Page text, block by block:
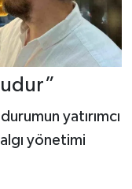
yatırımcı
yönetimi